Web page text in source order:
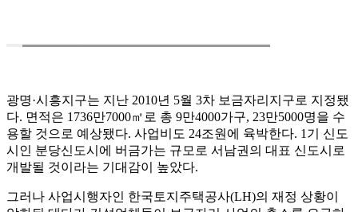
광명·시흥지구는 지난 2010년 5월 3차 보금자리지구로 지정됐
다. 면적은 1736만7000㎡로 총 9만4000가구, 23만5000명을 수
용할 것으로 예상됐다. 사업비도 24조원에 육박한다. 1기 신도
시인 분당신도시에 버금가는 규모로 서남권의 대표 신도시로
개발될 것이라는 기대감이 높았다.
그러나 사업시행자인 한국토지주택공사(LH)의 재정 상황이